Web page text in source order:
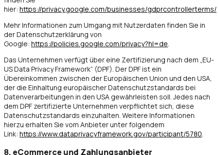
hier: https://privacy.google.com/businesses/gdprcontrollerterms/
Mehr Informationen zum Umgang mit Nutzerdaten finden Sie in
der Datenschutzerklärung von
Google: https://policies.google.com/privacy?hl=de.
Das Unternehmen verfügt über eine Zertifizierung nach dem „EU-
US Data Privacy Framework“ (DPF). Der DPF ist ein
Übereinkommen zwischen der Europäischen Union und den USA,
der die Einhaltung europäischer Datenschutzstandards bei
Datenverarbeitungen in den USA gewährleisten soll. Jedes nach
dem DPF zertifizierte Unternehmen verpflichtet sich, diese
Datenschutzstandards einzuhalten. Weitere Informationen
hierzu erhalten Sie vom Anbieter unter folgendem
Link: https://www.dataprivacyframework.gov/participant/5780.
8. eCommerce und Zahlungs­anbieter